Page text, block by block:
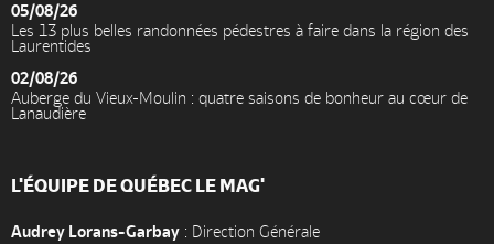
05/08/26
Les 13 plus belles randonnées pédestres à faire dans la région des
Laurentides
02/08/26
Auberge du Vieux-Moulin : quatre saisons de bonheur au cœur de
Lanaudière
L'ÉQUIPE DE QUÉBEC LE MAG'
Audrey Lorans-Garbay : Direction Générale